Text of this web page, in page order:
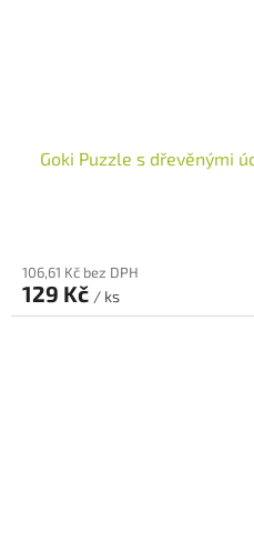
Goki Puzzle s dřevěnými
106,61 Kč bez DPH
129 Kč / ks